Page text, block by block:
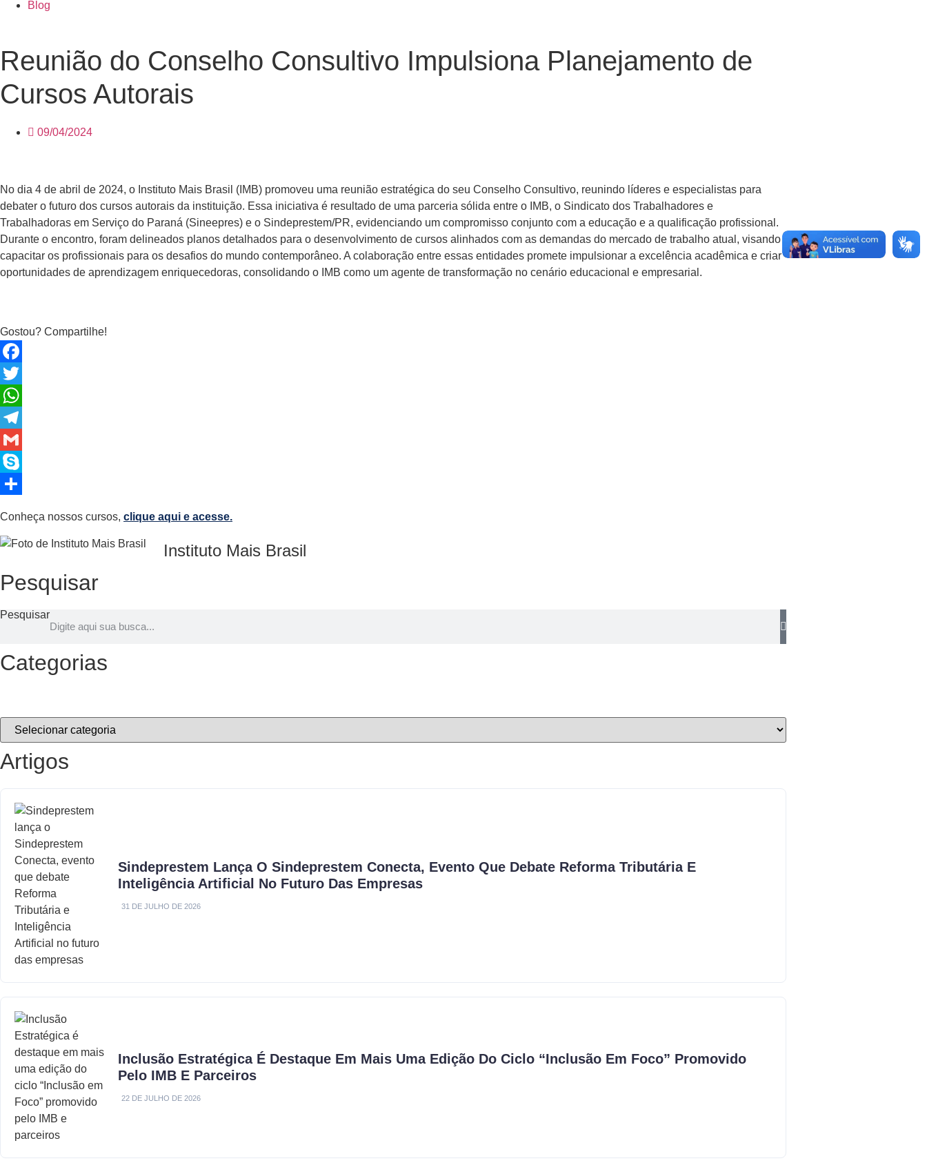
Blog
Reunião do Conselho Consultivo Impulsiona Planejamento de
Cursos Autorais
09/04/2024
No dia 4 de abril de 2024, o Instituto Mais Brasil (IMB) promoveu uma reunião estratégica do seu Conselho Consultivo, reunindo líderes e especialistas para
debater o futuro dos cursos autorais da instituição. Essa iniciativa é resultado de uma parceria sólida entre o IMB, o Sindicato dos Trabalhadores e
Trabalhadoras em Serviço do Paraná (Sineepres) e o Sindeprestem/PR, evidenciando um compromisso conjunto com a educação e a qualificação profissional.
Durante o encontro, foram delineados planos detalhados para o desenvolvimento de cursos alinhados com as demandas do mercado de trabalho atual, visando
capacitar os profissionais para os desafios do mundo contemporâneo. A colaboração entre essas entidades promete impulsionar a excelência acadêmica e criar
oportunidades de aprendizagem enriquecedoras, consolidando o IMB como um agente de transformação no cenário educacional e empresarial.
Gostou? Compartilhe!
Facebook
Twitter
WhatsApp
Telegram
Gmail
Skype
Conheça nossos cursos, clique aqui e acesse.
Instituto Mais Brasil
Pesquisar
Pesquisar
Categorias
Artigos
Sindeprestem Lança O Sindeprestem Conecta, Evento Que Debate Reforma Tributária E
Inteligência Artificial No Futuro Das Empresas
31 DE JULHO DE 2026
Inclusão Estratégica É Destaque Em Mais Uma Edição Do Ciclo “Inclusão Em Foco” Promovido
Pelo IMB E Parceiros
22 DE JULHO DE 2026